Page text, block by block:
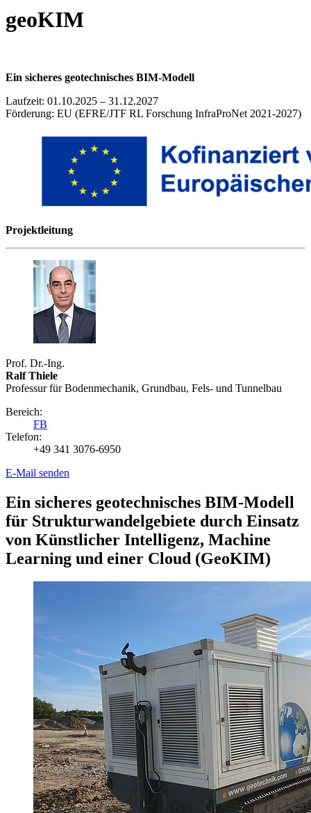
geoKIM
Ein sicheres geotechnisches BIM-Modell
Laufzeit: 01.10.2025 – 31.12.2027
Förderung: EU (EFRE/JTF RL Forschung InfraProNet 2021-2027)
Projektleitung
Prof. Dr.-Ing.
Ralf Thiele
Professur für Bodenmechanik, Grundbau, Fels- und Tunnelbau
Bereich:
FB
Telefon:
+49 341 3076-6950
E-Mail senden
Ein sicheres geotechnisches BIM-Modell
für Strukturwandelgebiete durch Einsatz
von Künstlicher Intelligenz, Machine
Learning und einer Cloud (GeoKIM)